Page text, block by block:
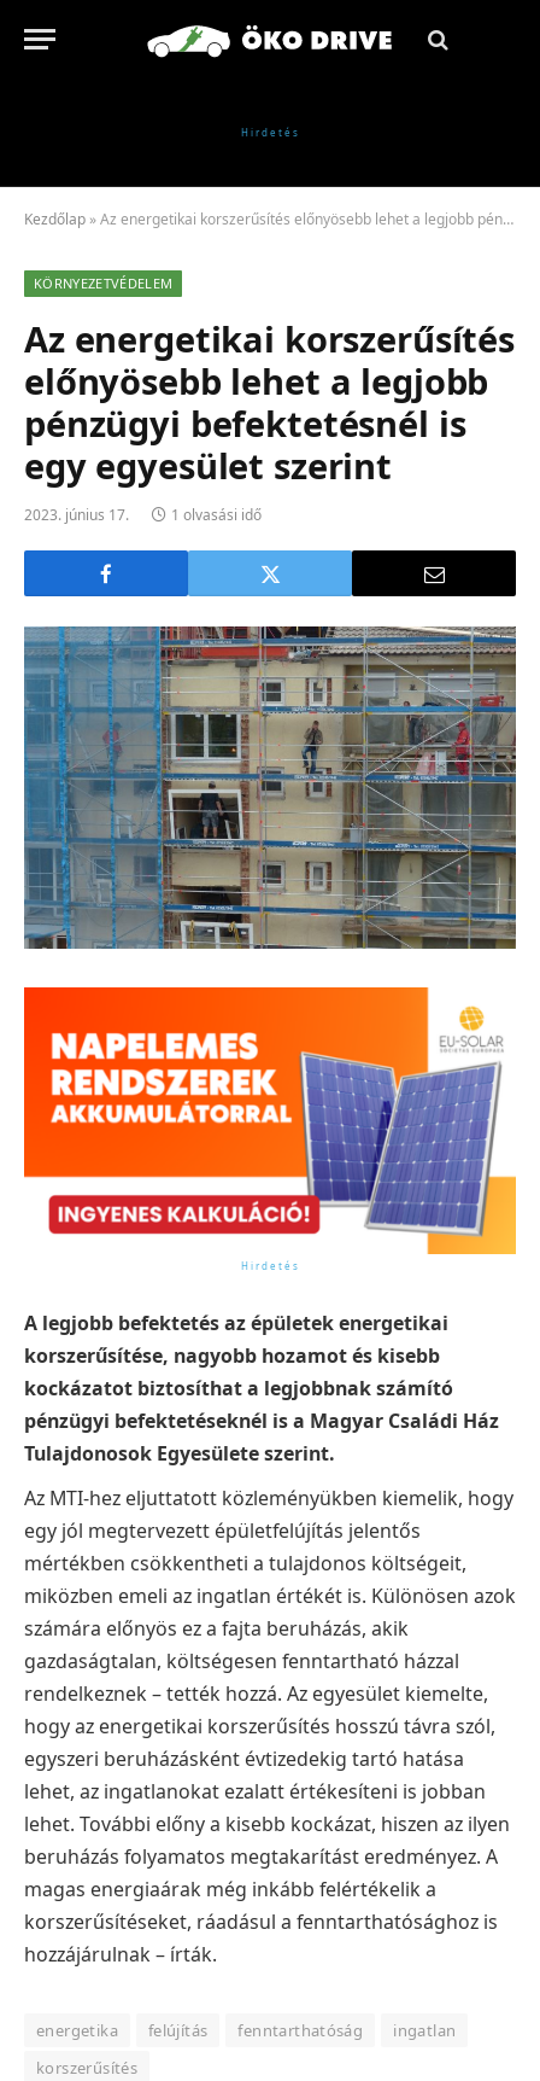
Kezdőlap »Az energetikai korszerűsítés előnyösebb lehet a legjobb pénzügyi befektetésnél is egy egyesület szerint
KÖRNYEZETVÉDELEM
Az energetikai korszerűsítés
előnyösebb lehet a legjobb
pénzügyi befektetésnél is
egy egyesület szerint
2023. június 17. 1 olvasási idő
A legjobb befektetés az épületek energetikai
korszerűsítése, nagyobb hozamot és kisebb
kockázatot biztosíthat a legjobbnak számító
pénzügyi befektetéseknél is a Magyar Családi Ház
Tulajdonosok Egyesülete szerint.
Az MTI-hez eljuttatott közleményükben kiemelik, hogy
egy jól megtervezett épületfelújítás jelentős
mértékben csökkentheti a tulajdonos költségeit,
miközben emeli az ingatlan értékét is. Különösen azok
számára előnyös ez a fajta beruházás, akik
gazdaságtalan, költségesen fenntartható házzal
rendelkeznek – tették hozzá. Az egyesület kiemelte,
hogy az energetikai korszerűsítés hosszú távra szól,
egyszeri beruházásként évtizedekig tartó hatása
lehet, az ingatlanokat ezalatt értékesíteni is jobban
lehet. További előny a kisebb kockázat, hiszen az ilyen
beruházás folyamatos megtakarítást eredményez. A
magas energiaárak még inkább felértékelik a
korszerűsítéseket, ráadásul a fenntarthatósághoz is
hozzájárulnak – írták.
energetika felújítás fenntarthatóság
ingatlan
korszerűsítés